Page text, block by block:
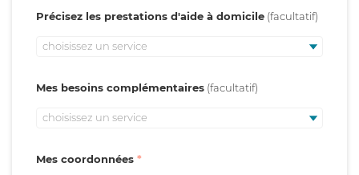
Précisez les prestations d'aide à domicile
choisissez un service
Mes besoins complémentaires
choisissez un service
Mes coordonnées